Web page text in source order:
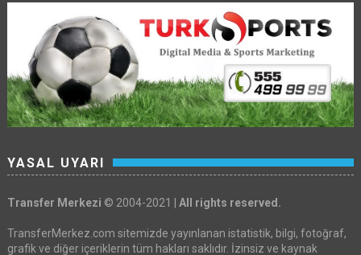
YASAL UYARI
Transfer Merkezi © 2004-2021 | All rights reserved.
TransferMerkez.com sitemizde yayınlanan istatistik, bilgi, fotoğraf,
grafik ve diğer içeriklerin tüm hakları saklıdır. İzinsiz ve kaynak